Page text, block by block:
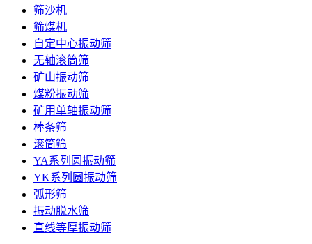
筛沙机
筛煤机
自定中心振动筛
无轴滚筒筛
矿山振动筛
煤粉振动筛
矿用单轴振动筛
棒条筛
滚筒筛
YA系列圆振动筛
YK系列圆振动筛
弧形筛
振动脱水筛
直线等厚振动筛